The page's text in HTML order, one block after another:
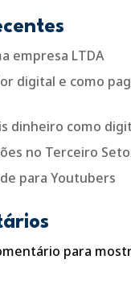
empresa LTDA
digital e como
dinheiro como
no Terceiro
para Youtubers
para